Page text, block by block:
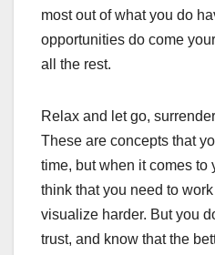
most out of what you do
opportunities do come
all the rest.
Relax and let go,
These are concepts that
time, but when it comes to
think that you need to
visualize harder. But you
trust, and know that the